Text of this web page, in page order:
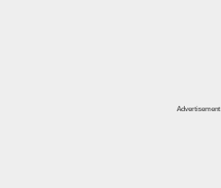
Advertisement